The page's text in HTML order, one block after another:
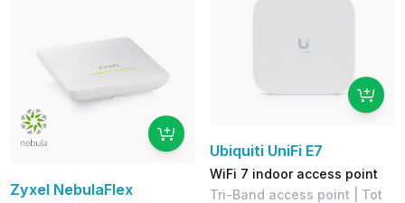
Zyxel NebulaFlex
Ubiquiti UniFi E7
WiFi 7 indoor access point
Tri-Band access point | Tot